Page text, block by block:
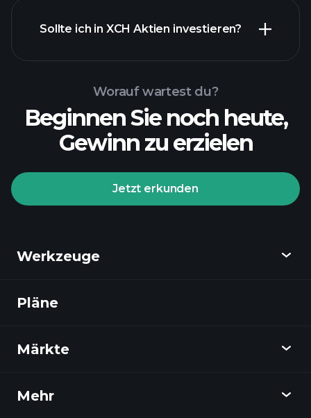
Sollte ich in XCH Aktien investieren?
Worauf wartest du?
Beginnen Sie noch heute,
Gewinn zu erzielen
Jetzt erkunden
Werkzeuge
Entdecken
Nachrichten
Pläne
Märkte
Übersicht
Mehr